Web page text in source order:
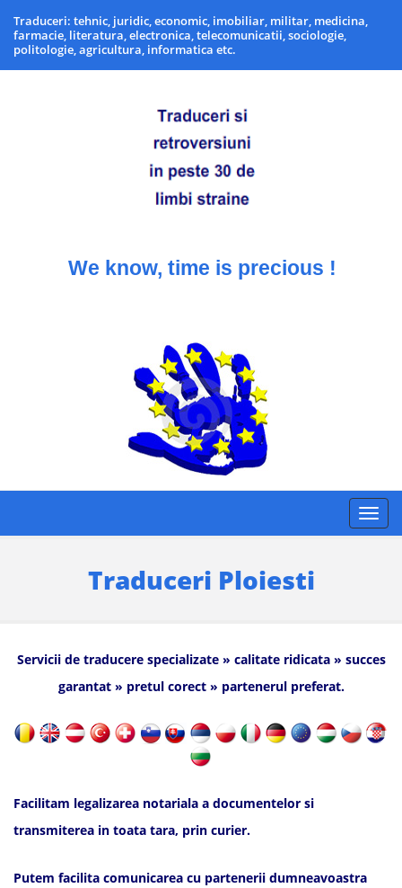
Traduceri: tehnic, juridic, economic, imobiliar, militar, medicina,
farmacie, literatura, electronica, telecomunicatii, sociologie,
politologie, agricultura, informatica etc.
We know, time is precious !
Traduceri Ploiesti
Servicii de traducere specializate » calitate ridicata » succes
garantat » pretul corect » partenerul preferat.
Facilitam legalizarea notariala a documentelor si
transmiterea in toata tara, prin curier.
Putem facilita comunicarea cu partenerii dumneavoastra